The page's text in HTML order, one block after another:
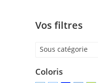
Vos filtres
Sous catégorie
Coloris